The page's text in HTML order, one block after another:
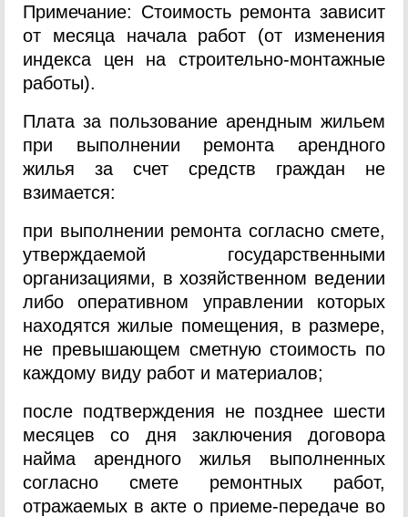
Примечание: Стоимость ремонта зависит
от месяца начала работ (от изменения
индекса цен на строительно-монтажные
работы).
Плата за пользование арендным жильем
при выполнении ремонта арендного
жилья за счет средств граждан не
взимается:
при выполнении ремонта согласно смете,
утверждаемой государственными
организациями, в хозяйственном ведении
либо оперативном управлении которых
находятся жилые помещения, в размере,
не превышающем сметную стоимость по
каждому виду работ и материалов;
после подтверждения не позднее шести
месяцев со дня заключения договора
найма арендного жилья выполненных
согласно смете ремонтных работ,
отражаемых в акте о приеме-передаче во